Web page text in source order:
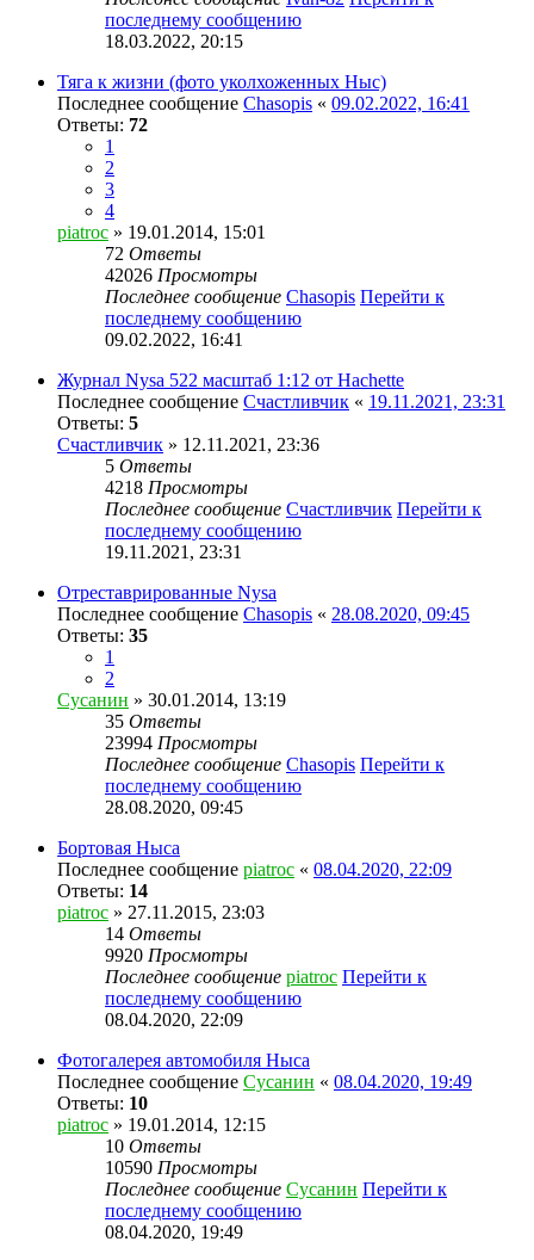
последнему сообщению
18.03.2022, 20:15
Тяга к жизни (фото уколхоженных Ныс)
Последнее сообщение Chasopis « 09.02.2022, 16:41
Ответы: 72
1
2
3
4
piatroc » 19.01.2014, 15:01
72 Ответы
42026 Просмотры
Последнее сообщение Chasopis Перейти к
последнему сообщению
09.02.2022, 16:41
Журнал Nysa 522 масштаб 1:12 от Hachette
Последнее сообщение Счастливчик « 19.11.2021, 23:31
Ответы: 5
Счастливчик » 12.11.2021, 23:36
5 Ответы
4218 Просмотры
Последнее сообщение Счастливчик Перейти к
последнему сообщению
19.11.2021, 23:31
Отреставрированные Nysa
Последнее сообщение Chasopis « 28.08.2020, 09:45
Ответы: 35
1
2
Сусанин » 30.01.2014, 13:19
35 Ответы
23994 Просмотры
Последнее сообщение Chasopis Перейти к
последнему сообщению
28.08.2020, 09:45
Бортовая Ныса
Последнее сообщение piatroc « 08.04.2020, 22:09
Ответы: 14
piatroc » 27.11.2015, 23:03
14 Ответы
9920 Просмотры
Последнее сообщение piatroc Перейти к
последнему сообщению
08.04.2020, 22:09
Фотогалерея автомобиля Ныса
Последнее сообщение Сусанин « 08.04.2020, 19:49
Ответы: 10
piatroc » 19.01.2014, 12:15
10 Ответы
10590 Просмотры
Последнее сообщение Сусанин Перейти к
последнему сообщению
08.04.2020, 19:49